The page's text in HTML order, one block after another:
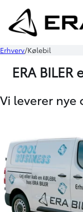
Erhverv Kølebil
ERA
Vi leverer